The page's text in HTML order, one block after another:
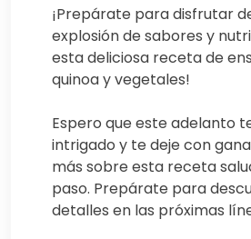
¡Prepárate para disfrutar
explosión de sabores y
esta deliciosa receta de
quinoa y vegetales!
Espero que este adelanto
intrigado y te deje con
más sobre esta receta
paso. Prepárate para
detalles en las próximas